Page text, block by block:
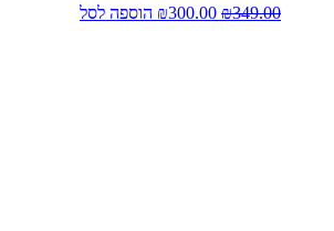
₪349.00
המחיר ₪300.00
המחיר
הוספה לסל